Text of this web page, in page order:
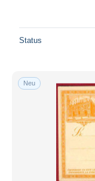
Status
Neu